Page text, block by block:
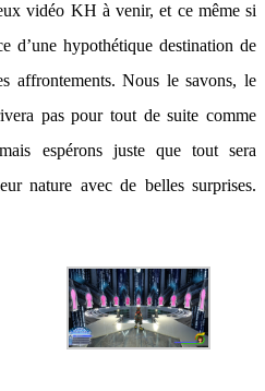
vidéo KH à venir, et ce même si
d’une hypothétique destination de
affrontements. Nous le savons, le
pas pour tout de suite comme
espérons juste que tout sera
nature avec de belles surprises.